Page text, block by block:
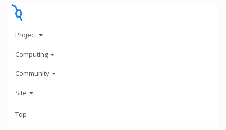
Project
Computing
Community
Site
Top